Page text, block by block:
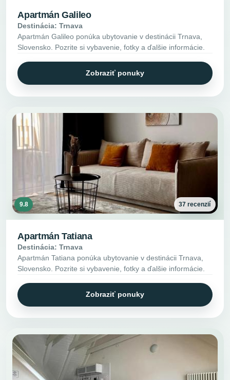
Apartmán Galileo
Destinácia: Trnava
Apartmán Galileo ponúka ubytovanie v destinácii Trnava,
Slovensko. Pozrite si vybavenie, fotky a ďalšie informácie.
Zobraziť ponuky
9.8 37 recenzií
Apartmán Tatiana
Destinácia: Trnava
Apartmán Tatiana ponúka ubytovanie v destinácii Trnava,
Slovensko. Pozrite si vybavenie, fotky a ďalšie informácie.
Zobraziť ponuky